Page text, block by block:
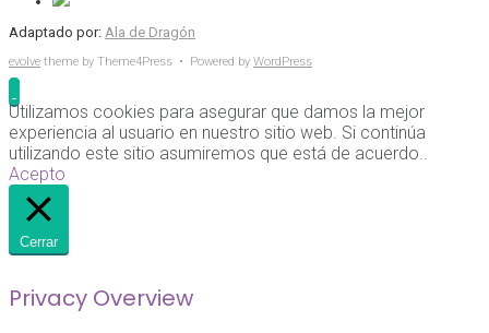
Adaptado por: Ala de Dragón
evolve theme by Theme4Press • Powered by WordPress
Utilizamos cookies para asegurar que damos la mejor
experiencia al usuario en nuestro sitio web. Si continúa
utilizando este sitio asumiremos que está de acuerdo..
Acepto
Cerrar
Privacy Overview